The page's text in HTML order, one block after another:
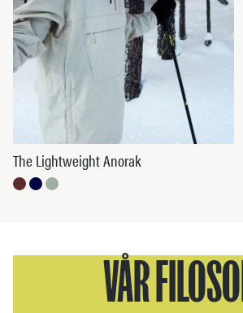
The Lightweight Anorak
VÅR